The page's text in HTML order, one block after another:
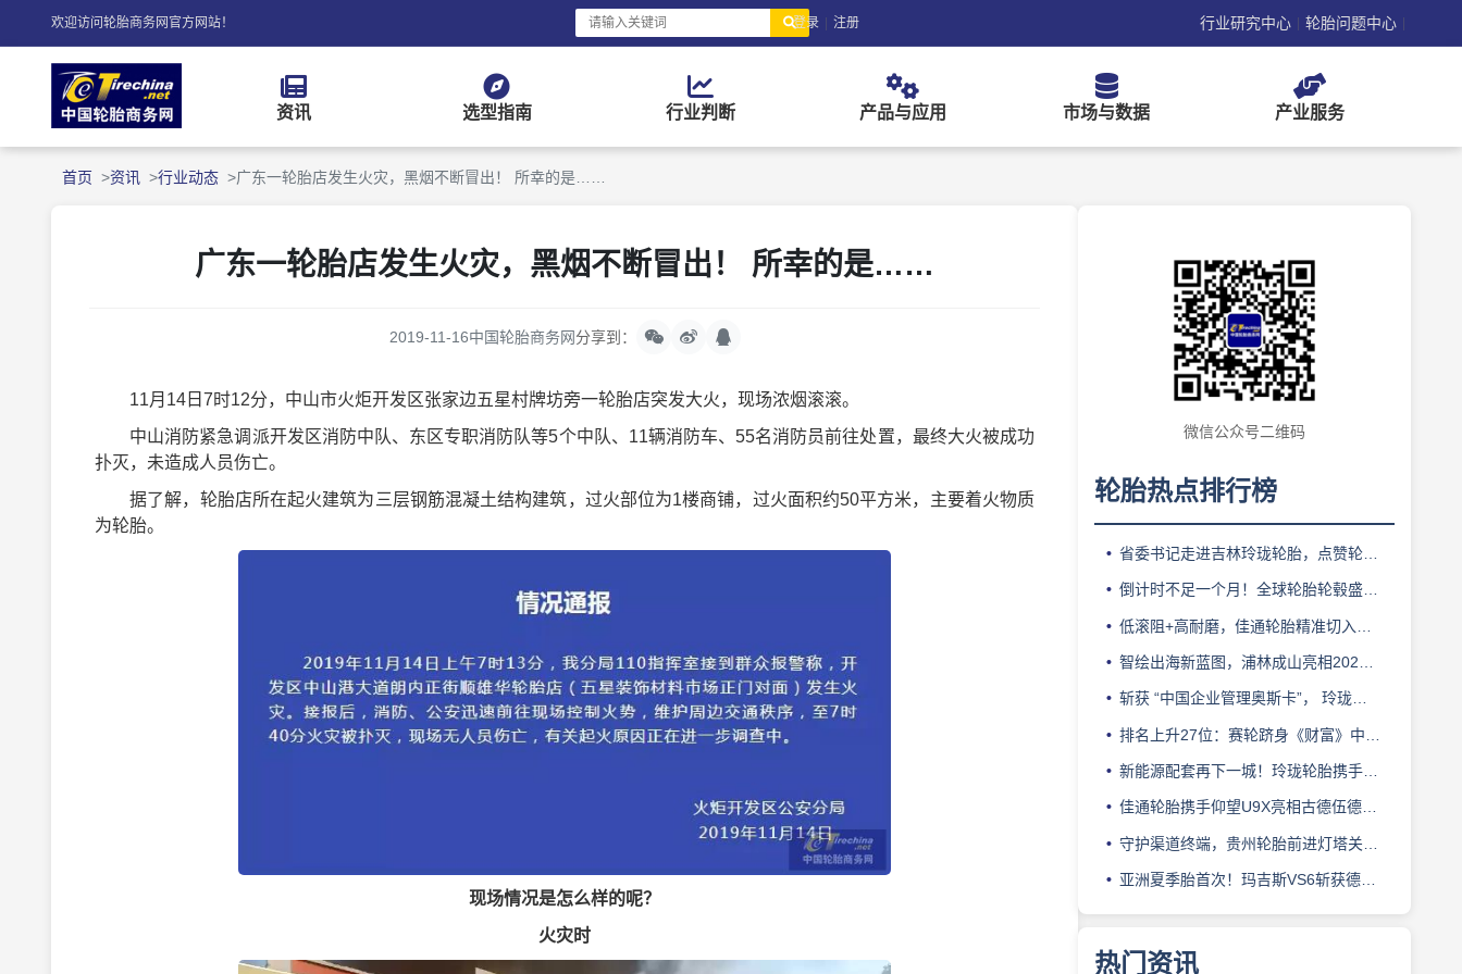
欢迎访问轮胎商务网官方网站！ 登录 | 注册 行业研究中心 | 轮胎问题中心 |
资讯 选型指南 行业判断 产品与应用 市场与数据 产业服务
首页 资讯 行业动态 广东一轮胎店发生火灾，黑烟不断冒出！ 所幸的是……
广东一轮胎店发生火灾，黑烟不断冒出！ 所幸的是……
2019-11-16中国轮胎商务网分享到：
11月14日7时12分，中山市火炬开发区张家边五星村牌坊旁一轮胎店突发大火，现场浓烟滚滚。
中山消防紧急调派开发区消防中队、东区专职消防队等5个中队、11辆消防车、55名消防员前往处置，最终大火被成功
扑灭，未造成人员伤亡。
据了解，轮胎店所在起火建筑为三层钢筋混凝土结构建筑，过火部位为1楼商铺，过火面积约50平方米，主要着火物质
为轮胎。
现场情况是怎么样的呢？
火灾时
微信公众号二维码
轮胎热点排行榜
省委书记走进吉林玲珑轮胎，点赞轮胎智造标杆
倒计时不足一个月！全球轮胎轮毂盛会即将登陆上海！
低滚阻+高耐磨，佳通轮胎精准切入新能源轻卡赛道
智绘出海新蓝图，浦林成山亮相2026泰中合作博览会
斩获 “中国企业管理奥斯卡”， 玲珑轮胎蝉联 BMC 大奖
排名上升27位：赛轮跻身《财富》中国500强背后的增长逻辑
新能源配套再下一城！玲珑轮胎携手小鹏L03全球上市
佳通轮胎携手仰望U9X亮相古德伍德，以轮胎科技挑战性能边界
守护渠道终端，贵州轮胎前进灯塔关爱基金驰援长春受灾门店
亚洲夏季胎首次！玛吉斯VS6斩获德国TÜV SÜD高阶认证
热门资讯